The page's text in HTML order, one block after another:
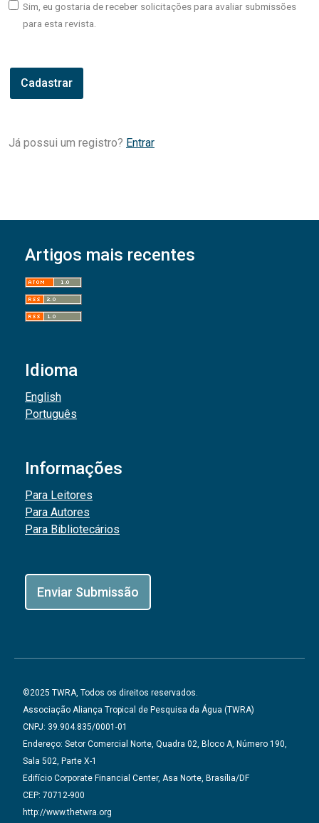
Sim, eu gostaria de receber solicitações para avaliar submissões
para esta revista.
Cadastrar
Já possui um registro? Entrar
Artigos mais recentes
Idioma
English
Português
Informações
Para Leitores
Para Autores
Para Bibliotecários
Enviar Submissão
©2025 TWRA, Todos os direitos reservados.
Associação Aliança Tropical de Pesquisa da Água (TWRA)
CNPJ: 39.904.835/0001-01
Endereço: Setor Comercial Norte, Quadra 02, Bloco A, Número 190,
Sala 502, Parte X-1
Edifício Corporate Financial Center, Asa Norte, Brasília/DF
CEP: 70712-900
http://www.thetwra.org